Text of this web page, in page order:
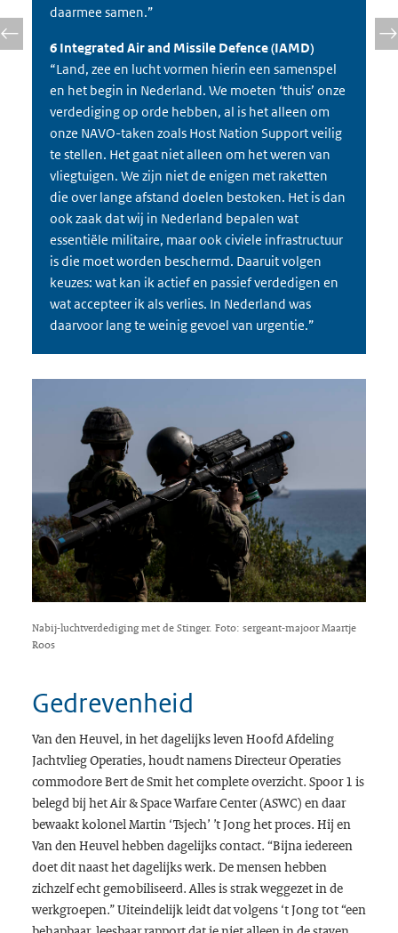
daarmee samen.”
6 Integrated Air and Missile Defence (IAMD)
“Land, zee en lucht vormen hierin een samenspel
en het begin in Nederland. We moeten ‘thuis’ onze
verdediging op orde hebben, al is het alleen om
onze NAVO-taken zoals Host Nation Support veilig
te stellen. Het gaat niet alleen om het weren van
vliegtuigen. We zijn niet de enigen met raketten
die over lange afstand doelen bestoken. Het is dan
ook zaak dat wij in Nederland bepalen wat
essentiële militaire, maar ook civiele infrastructuur
is die moet worden beschermd. Daaruit volgen
keuzes: wat kan ik actief en passief verdedigen en
wat accepteer ik als verlies. In Nederland was
daarvoor lang te weinig gevoel van urgentie.”
Nabij-luchtverdediging met de Stinger. Foto: sergeant-majoor Maartje
Roos
Gedrevenheid
Van den Heuvel, in het dagelijks leven Hoofd Afdeling
Jachtvlieg Operaties, houdt namens Directeur Operaties
commodore Bert de Smit het complete overzicht. Spoor 1 is
belegd bij het Air & Space Warfare Center (ASWC) en daar
bewaakt kolonel Martin ‘Tsjech’ ’t Jong het proces. Hij en
Van den Heuvel hebben dagelijks contact. “Bijna iedereen
doet dit naast het dagelijks werk. De mensen hebben
zichzelf echt gemobiliseerd. Alles is strak weggezet in de
werkgroepen.” Uiteindelijk leidt dat volgens ‘t Jong tot “een